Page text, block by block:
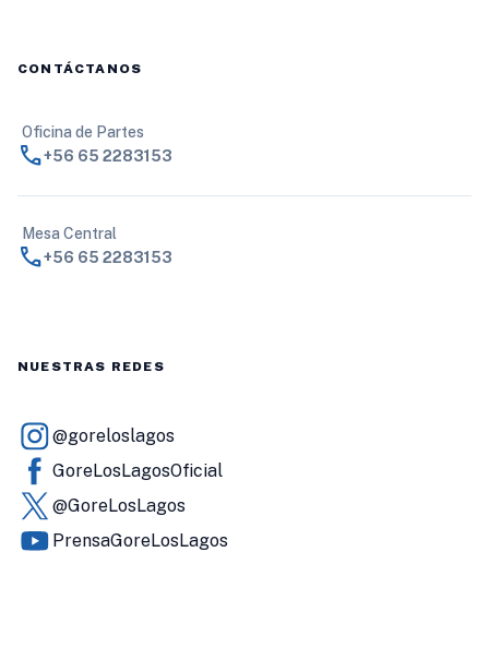
CONTÁCTANOS
Oficina de Partes
call+56 65 2283153
Mesa Central
call+56 65 2283153
NUESTRAS REDES
@goreloslagos
GoreLosLagosOficial
@GoreLosLagos
PrensaGoreLosLagos